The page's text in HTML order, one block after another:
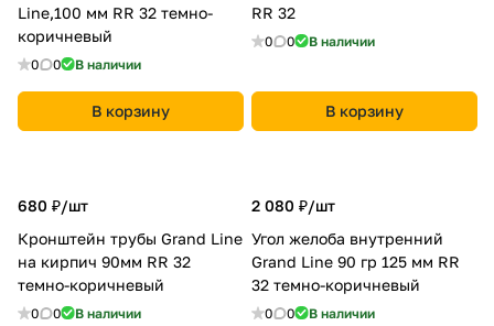
Line,100 мм RR 32 темно-
коричневый
0 0 В наличии
В корзину
RR 32
0 0 В наличии
В корзину
680 ₽/шт
Кронштейн трубы Grand Line
на кирпич 90мм RR 32
темно-коричневый
0 0 В наличии
2 080 ₽/шт
Угол желоба внутренний
Grand Line 90 гр 125 мм RR
32 темно-коричневый
0 0 В наличии